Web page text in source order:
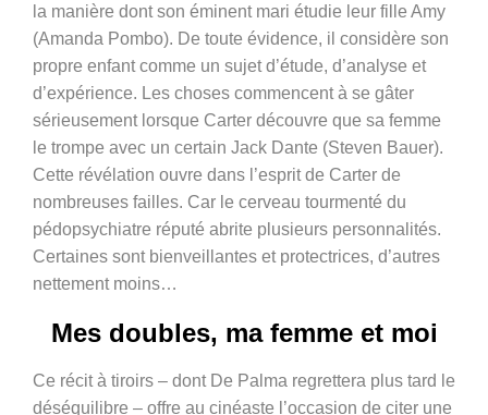
la manière dont son éminent mari étudie leur fille Amy
(Amanda Pombo). De toute évidence, il considère son
propre enfant comme un sujet d’étude, d’analyse et
d’expérience. Les choses commencent à se gâter
sérieusement lorsque Carter découvre que sa femme
le trompe avec un certain Jack Dante (Steven Bauer).
Cette révélation ouvre dans l’esprit de Carter de
nombreuses failles. Car le cerveau tourmenté du
pédopsychiatre réputé abrite plusieurs personnalités.
Certaines sont bienveillantes et protectrices, d’autres
nettement moins…
Mes doubles, ma femme et moi
Ce récit à tiroirs – dont De Palma regrettera plus tard le
déséquilibre – offre au cinéaste l’occasion de citer une